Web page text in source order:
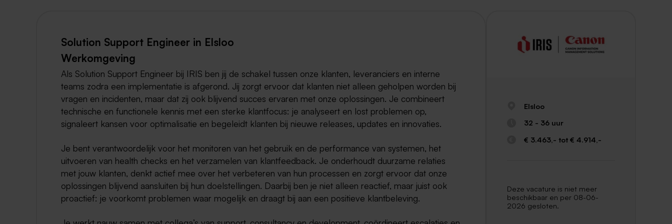
Solution Support Engineer in Elsloo
Werkomgeving
Als Solution Support Engineer bij IRIS ben jij de schakel tussen onze klanten, leveranciers en interne
teams zodra een implementatie is afgerond. Jij zorgt ervoor dat klanten niet alleen geholpen worden bij
vragen en incidenten, maar dat zij ook blijvend succes ervaren met onze oplossingen. Je combineert
technische en functionele kennis met een sterke klantfocus: je analyseert en lost problemen op,
signaleert kansen voor optimalisatie en begeleidt klanten bij nieuwe releases, updates en innovaties.
Je bent verantwoordelijk voor het monitoren van het gebruik en de performance van systemen, het
uitvoeren van health checks en het verzamelen van klantfeedback. Je onderhoudt duurzame relaties
met jouw klanten, denkt actief mee over het verbeteren van hun processen en zorgt ervoor dat onze
oplossingen blijvend aansluiten bij hun doelstellingen. Daarbij ben je niet alleen reactief, maar juist ook
proactief: je voorkomt problemen waar mogelijk en draagt bij aan een positieve klantbeleving.
Elsloo
32 - 36 uur
€ 3.463,- tot € 4.914,-
Deze vacature is niet meer
beschikbaar en per 08-06-
2026 gesloten.